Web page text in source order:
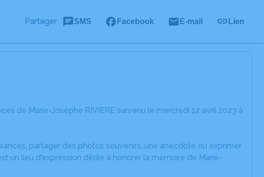
Partager SMS Facebook E-mail Lien
de Marie-Josèphe RIVIERE survenu le mercredi 12 avril 2023 à
partager des photos souvenirs, une anecdote ou exprimer
un lieu d'expression dédié à honorer la mémoire de Marie-